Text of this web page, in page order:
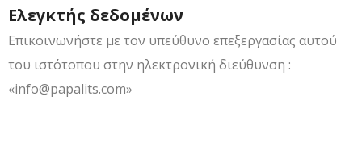
Ελεγκτής δεδομένων
Επικοινωνήστε με τον υπεύθυνο επεξεργασίας αυτού
του ιστότοπου στην ηλεκτρονική διεύθυνση :
«info@papalits.com»